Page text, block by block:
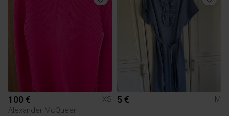
100 €
XS
Alexander McQueen
5 € M